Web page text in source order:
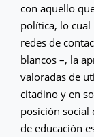
con aquello
política, lo
redes de
blancos –, la
valoradas de
citadino y en
posición social
de educación